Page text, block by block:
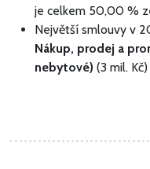
je celkem 50,00 %
Největší smlouvy v
Nákup, prodej a
nebytové) (3 mil. Kč)